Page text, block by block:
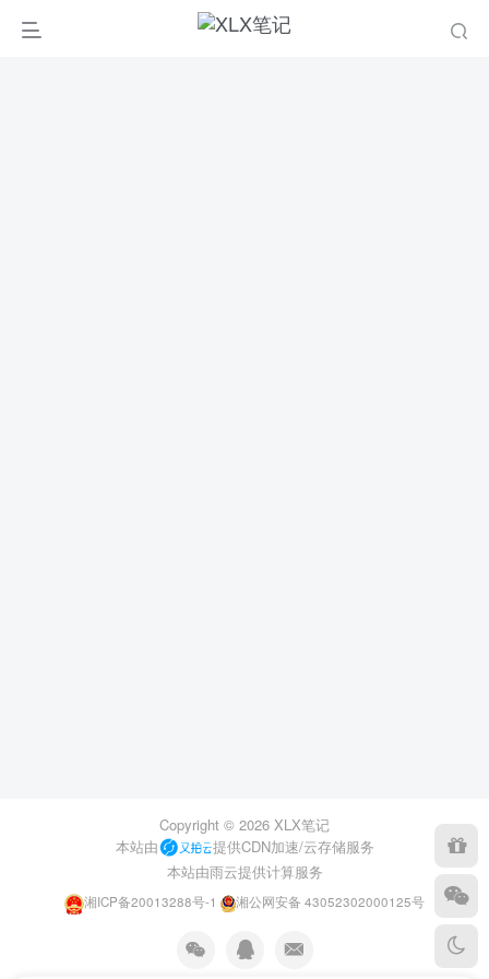
Copyright © 2026 XLX笔记
本站由
提供CDN加速/云存储服务
本站由雨云提供计算服务
湘ICP备20013288号-1 湘公网安备 43052302000125号